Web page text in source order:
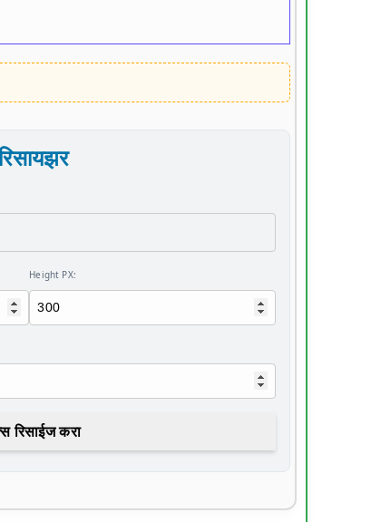
Height PX:
रिसाईज करा